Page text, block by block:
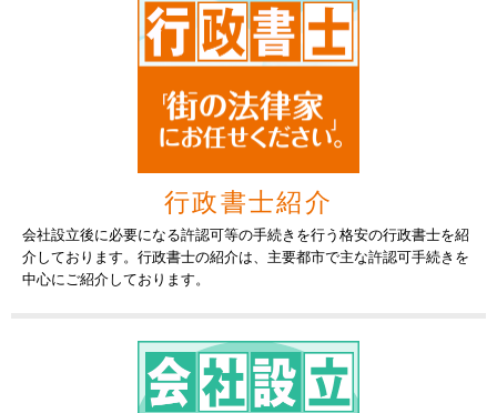
行政書士紹介
会社設立後に必要になる許認可等の手続きを行う格安の行政書士を紹
介しております。行政書士の紹介は、主要都市で主な許認可手続きを
中心にご紹介しております。